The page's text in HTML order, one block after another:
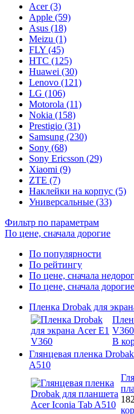
Acer (3)
Apple (59)
Asus (18)
Meizu (1)
FLY (45)
HTC (125)
Huawei (30)
Lenovo (121)
LG (106)
Motorola (11)
Nokia (158)
Prestigio (31)
Samsung (230)
Sony (68)
Sony Ericsson (29)
Xiaomi (9)
ZTE (7)
Наклейки на корпус (5)
Универсальные (33)
Фильтр по параметрам
По цене, сначала дорогие
По популярности
По рейтингу
По цене, сначала
По цене, сначала дорогие
Пленка Drobak для
V360
В
Глянцевая пленка
A510